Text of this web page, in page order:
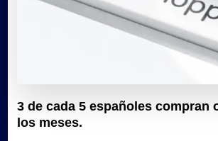
3 de cada 5 españoles compran
los meses.